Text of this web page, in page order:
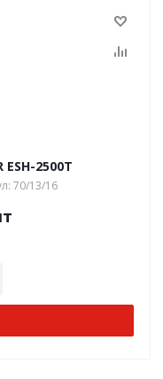
2500T
70/13/16